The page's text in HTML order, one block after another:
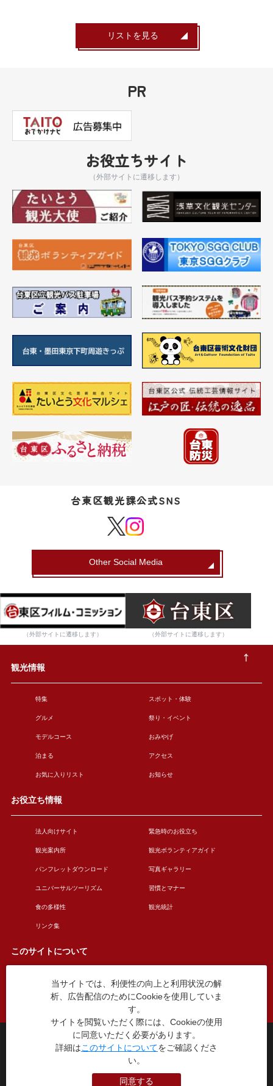
リストを見る
PR
お役立ちサイト
（外部サイトに遷移します）
台東区観光課公式SNS
Other Social Media
（外部サイトに遷移します） （外部サイトに遷移します）
観光情報
特集 スポット・体験
グルメ 祭り・イベント
モデルコース おみやげ
泊まる アクセス
お気に入りリスト お知らせ
お役立ち情報
法人向けサイト 緊急時のお役立ち
観光案内所 観光ボランティアガイド
パンフレットダウンロード 写真ギャラリー
ユニバーサルツーリズム 習慣とマナー
食の多様性 観光統計
リンク集
このサイトについて
このサイトについて 広告掲載について
お問い合わせ
台東区役所観光課
〒110-8615 東京都台東区東上野4丁目5番6号
TEL：03-5246-1151
当サイトでは、利便性の向上と利用状況の解
析、広告配信のためにCookieを使用していま
す。
サイトを閲覧いただく際には、Cookieの使用
に同意いただく必要があります。
詳細はこのサイトについてをご確認くださ
い。
同意する